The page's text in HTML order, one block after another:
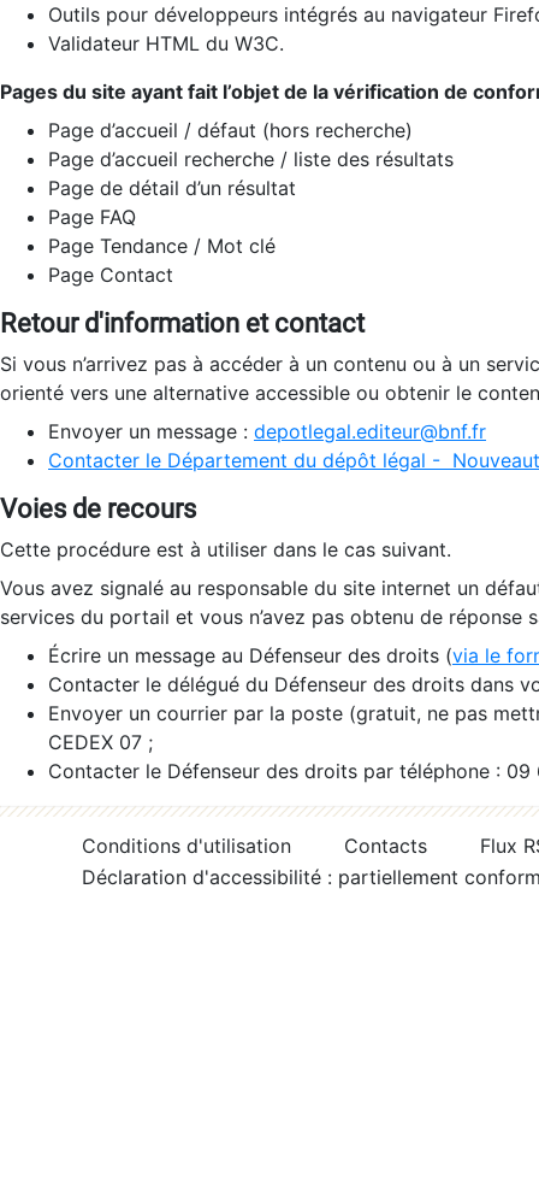
Outils pour développeurs intégrés au navigateur
Validateur HTML du W3C.
Pages du site ayant fait l’objet de la vérification de
Page d’accueil / défaut (hors recherche)
Page d’accueil recherche / liste des résultats
Page de détail d’un résultat
Page FAQ
Page Tendance / Mot clé
Page Contact
Retour d'information et contact
Si vous n’arrivez pas à accéder à un contenu ou à un
orienté vers une alternative accessible ou obtenir le
Envoyer un message : depotlegal.editeur@bnf.fr
Contacter le Département du dépôt légal -
Voies de recours
Cette procédure est à utiliser dans le cas suivant.
Vous avez signalé au responsable du site internet un
services du portail et vous n’avez pas obtenu de réponse
Écrire un message au Défenseur des droits (via le
Contacter le délégué du Défenseur des droits dans
Envoyer un courrier par la poste (gratuit, ne pas
CEDEX 07 ;
Contacter le Défenseur des droits par téléphone :
Conditions d'utilisation Contacts
Flux
Déclaration d'accessibilité : partiellement